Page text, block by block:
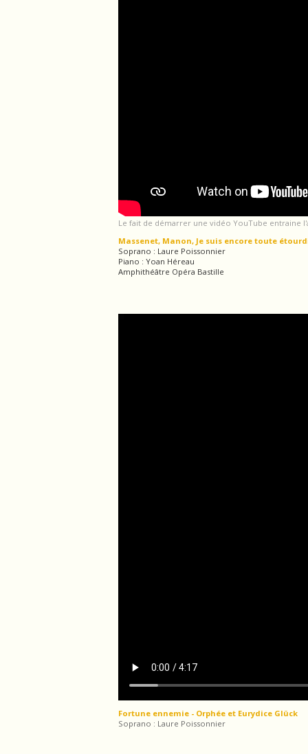
Le fait de démarrer une vidéo YouTube entraine
Massenet, Manon, Je suis encore toute
Soprano : Laure Poissonnier
Piano : Yoan Héreau
Amphithéâtre Opéra Bastille
Fortune ennemie - Orphée et Eurydice Glück
Soprano : Laure Poissonnier